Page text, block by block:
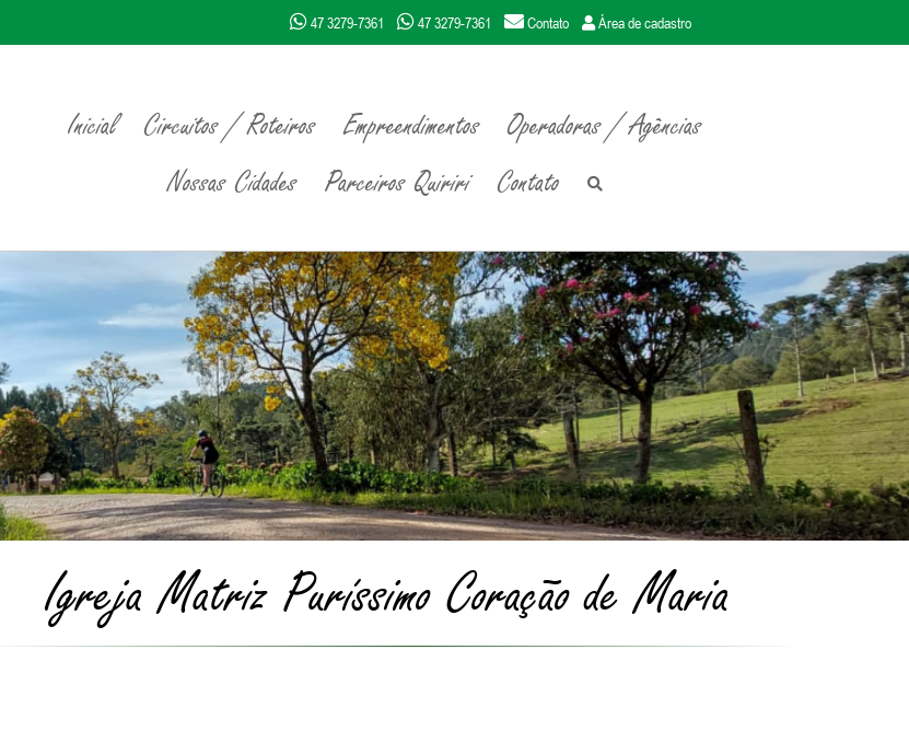
47 3279-7361 47 3279-7361 Contato Área de cadastro
Inicial Circuitos / Roteiros Empreendimentos
Operadoras / Agências
Nossas Cidades
Parceiros Quiriri Contato
Igreja Matriz Puríssimo Coração de Maria